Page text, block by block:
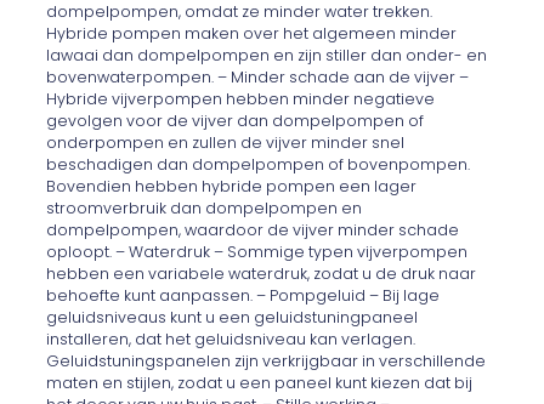
dompelpompen, omdat ze minder water trekken.
Hybride pompen maken over het algemeen minder
lawaai dan dompelpompen en zijn stiller dan onder- en
bovenwaterpompen. – Minder schade aan de vijver –
Hybride vijverpompen hebben minder negatieve
gevolgen voor de vijver dan dompelpompen of
onderpompen en zullen de vijver minder snel
beschadigen dan dompelpompen of bovenpompen.
Bovendien hebben hybride pompen een lager
stroomverbruik dan dompelpompen en
dompelpompen, waardoor de vijver minder schade
oploopt. – Waterdruk – Sommige typen vijverpompen
hebben een variabele waterdruk, zodat u de druk naar
behoefte kunt aanpassen. – Pompgeluid – Bij lage
geluidsniveaus kunt u een geluidstuningpaneel
installeren, dat het geluidsniveau kan verlagen.
Geluidstuningspanelen zijn verkrijgbaar in verschillende
maten en stijlen, zodat u een paneel kunt kiezen dat bij